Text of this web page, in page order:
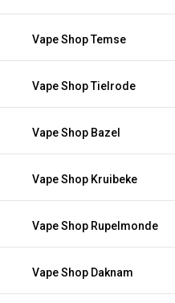
Vape Shop Temse
Vape Shop Tielrode
Vape Shop Bazel
Vape Shop Kruibeke
Vape Shop Rupelmonde
Vape Shop Daknam